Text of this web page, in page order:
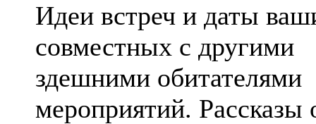
Идеи встреч и даты
совместных с другими
здешними обитателями
мероприятий. Рассказы